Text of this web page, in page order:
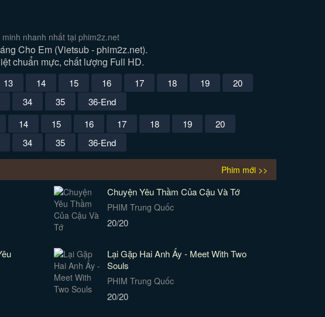
nhanh nhất tại phim2z.net
Cho Em (Vietsub - phim2z.net).
chuẩn mực, chất lượng Full HD.
13 14 15 16 17 18 19
20
34 35
36-End
14 15 16 17 18 19
20
34 35 36-End
Phim mới >>
Chuyện Yêu Thầm Của Cậu Và Tớ
PHIM Trung Quốc
20/20
Lại Gặp Hai Anh Ấy - Meet With Two
Souls
PHIM Trung Quốc
20/20